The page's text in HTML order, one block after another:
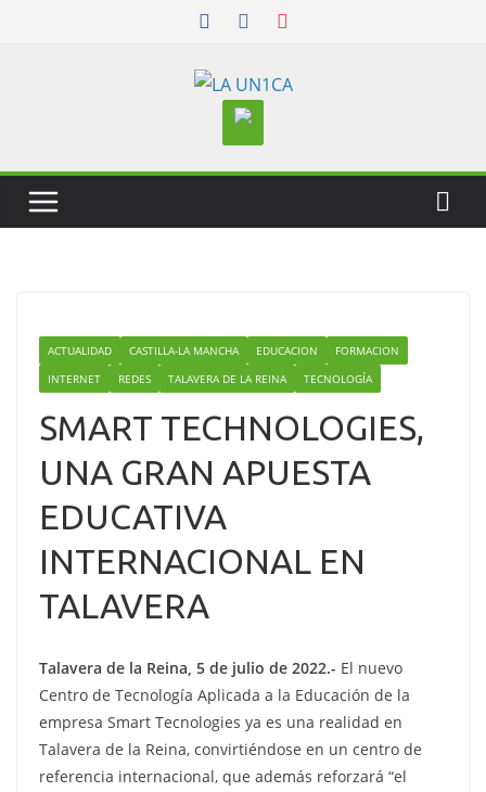
ACTUALIDAD CASTILLA-LA MANCHA EDUCACION
FORMACION
INTERNET
REDES TALAVERA DE LA REINA TECNOLOGÍA
SMART TECHNOLOGIES,
UNA GRAN APUESTA
EDUCATIVA
INTERNACIONAL EN
TALAVERA
Talavera de la Reina, 5 de julio de 2022.- El nuevo
Centro de Tecnología Aplicada a la Educación de la
empresa Smart Tecnologies ya es una realidad en
Talavera de la Reina, convirtiéndose en un centro de
referencia internacional, que además reforzará “el